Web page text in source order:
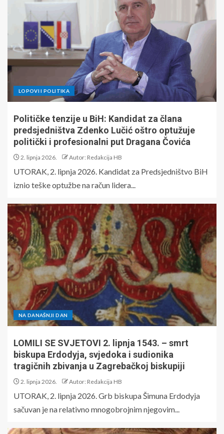
LOPOVI I POLITIKA
Političke tenzije u BiH: Kandidat za člana
predsjedništva Zdenko Lučić oštro optužuje
politički i profesionalni put Dragana Čovića
2. lipnja 2026. Autor: Redakcija HB
UTORAK, 2. lipnja 2026. Kandidat za Predsjedništvo BiH
iznio teške optužbe na račun lidera...
NA DANAŠNJI DAN
LOMILI SE SVJETOVI 2. lipnja 1543. – smrt
biskupa Erdodyja, svjedoka i sudionika
tragičnih zbivanja u Zagrebačkoj biskupiji
2. lipnja 2026. Autor: Redakcija HB
UTORAK, 2. lipnja 2026. Grb biskupa Šimuna Erdodyja
sačuvan je na relativno mnogobrojnim njegovim...